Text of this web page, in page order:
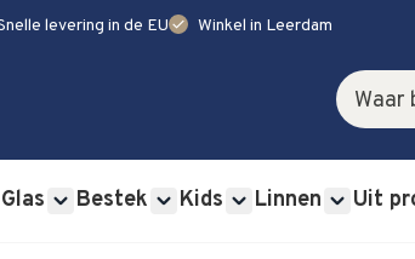
levering in de EUcheck Winkel in Leerdam
Zoek
Glas Bestek Kids Linnen Uit